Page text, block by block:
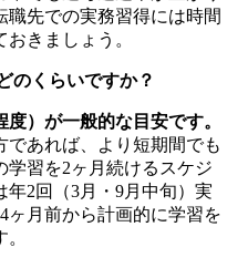
先での実務習得には時間
きましょう。
のくらいですか？
）が一般的な目安です。
あれば、より短期間でも
学習を2ヶ月続けるスケジ
年2回（3月・9月中旬）実
ヶ月前から計画的に学習を